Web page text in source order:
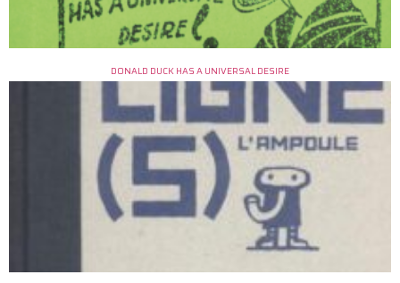
DONALD DUCK HAS A UNIVERSAL DESIRE